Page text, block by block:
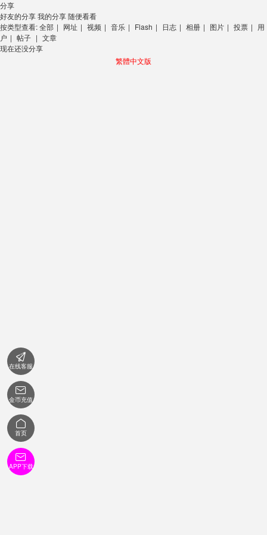
分享
好友的分享我的分享随便看看
按类型查看:全部 | 网址 | 视频 | 音乐 | Flash | 日志 | 相册 | 图片 | 投票 | 用
户 | 帖子 | 文章
现在还没分享
繁體中文版

在线客服

金币充值

首页

APP下载